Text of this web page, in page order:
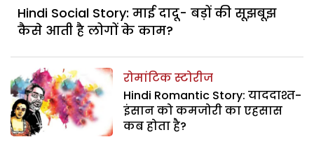
Hindi Social Story: माई दादू- बड़ों की सूझबूझ
कैसे आती है लोगों के काम?
रोमांटिक स्टोरीज
Hindi Romantic Story: याददाश्त-
इंसान को कमजोरी का एहसास
कब होता है?